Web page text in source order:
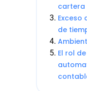
cartera
de
El rol